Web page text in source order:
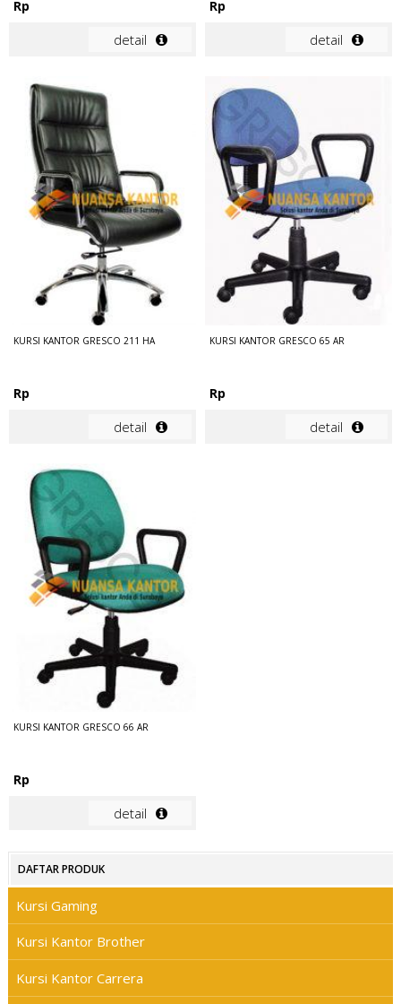
Rp
detail
Rp
detail
KURSI KANTOR GRESCO 211 HA
Rp
detail
KURSI KANTOR GRESCO 65 AR
Rp
detail
KURSI KANTOR GRESCO 66 AR
Rp
detail
DAFTAR PRODUK
Kursi Gaming
Kursi Kantor Brother
Kursi Kantor Carrera